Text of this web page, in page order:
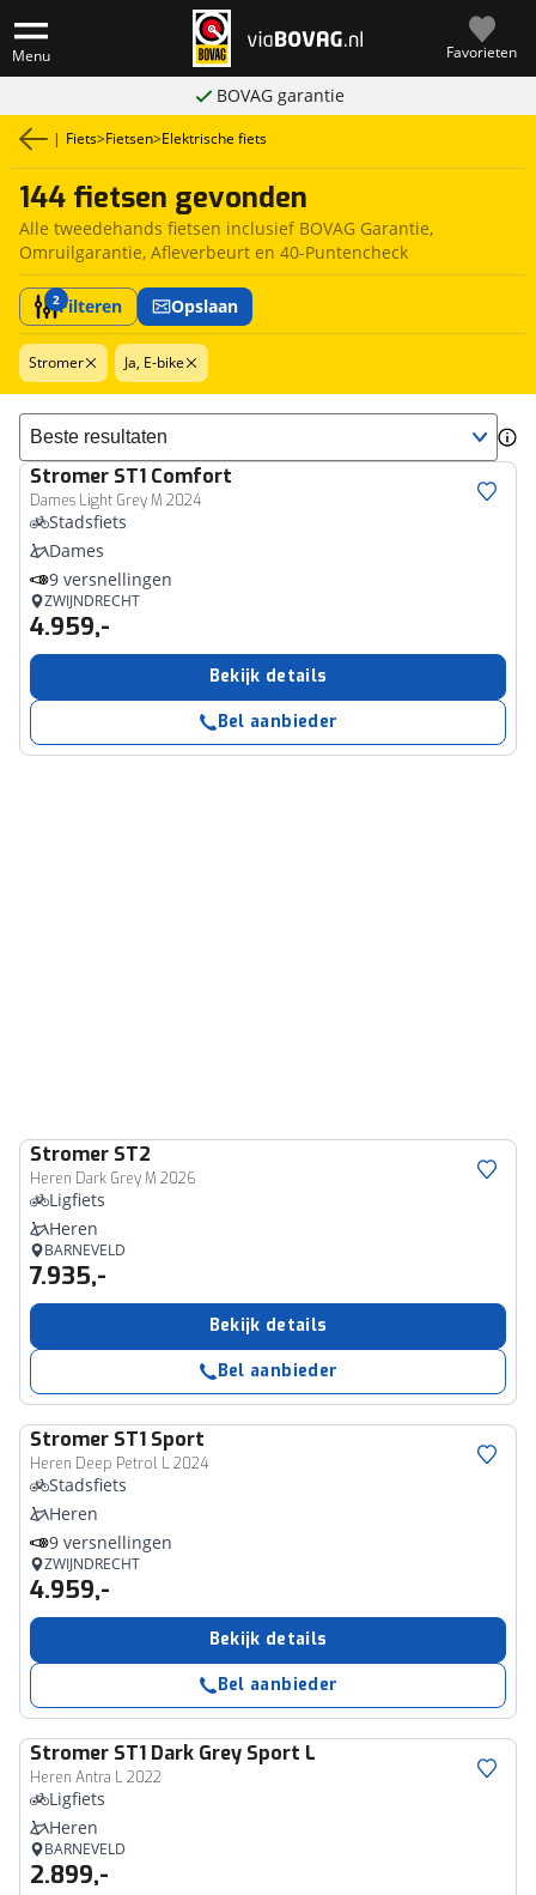
Menu Favorieten
BOVAG garantie
| Fiets>Fietsen>Elektrische fiets
144 fietsen gevonden
Alle tweedehands fietsen inclusief BOVAG Garantie,
Omruilgarantie, Afleverbeurt en 40-Puntencheck
2Filteren Opslaan
Stromer Ja, E-bike
Sorteer resultaten
Stromer ST1 Comfort
Dames Light Grey M 2024
Stadsfiets
Dames
9 versnellingen
ZWIJNDRECHT
4.959,-
Bekijk details
Bel aanbieder
Stromer ST2
Heren Dark Grey M 2026
Ligfiets
Heren
BARNEVELD
7.935,-
Bekijk details
Bel aanbieder
Stromer ST1 Sport
Heren Deep Petrol L 2024
Stadsfiets
Heren
9 versnellingen
ZWIJNDRECHT
4.959,-
Bekijk details
Bel aanbieder
Stromer ST1 Dark Grey Sport L
Heren Antra L 2022
Ligfiets
Heren
BARNEVELD
2.899,-